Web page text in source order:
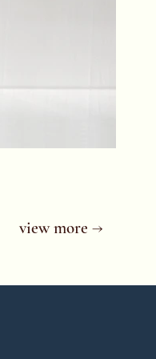
view more →